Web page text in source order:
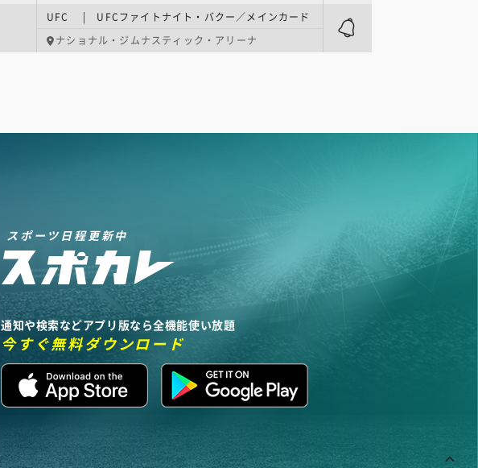
UFC | UFCファイトナイト・バクー／メインカード
ナショナル・ジムナスティック・アリーナ
スポーツ日程更新中
通知や検索などアプリ版なら全機能使い放題
今すぐ無料ダウンロード